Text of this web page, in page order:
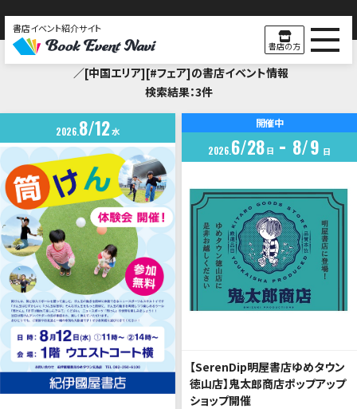
書店イベント紹介サイト
書店の方
Search Result
／[中国エリア][#フェア]の書店イベント情報
検索結果：3件
20268 12水
開催中
2026 6 28 日 8 9 日
【SerenDip明屋書店ゆめタウン
徳山店】鬼太郎商店ポップアップ
ショップ開催